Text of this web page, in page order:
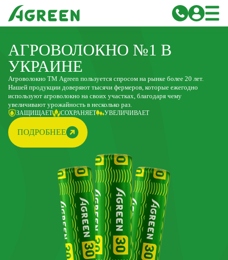
АГРОВОЛОКНО №1 В
УКРАИНЕ
Агроволокно ТМ Agreen пользуется спросом на рынке более 20 лет.
Нашей продукции доверяют тысячи фермеров, которые ежегодно
используют агроволокно на своих участках, благодаря чему
увеличивают урожайность в несколько раз.
ЗАЩИЩАЕТ СОХРАНЯЕТ УВЕЛИЧИВАЕТ
ПОДРОБНЕЕ